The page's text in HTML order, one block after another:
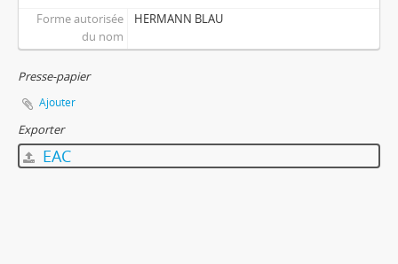
Forme autorisée
du nom
HERMANN BLAU
Presse-papier
Ajouter
Exporter
EAC